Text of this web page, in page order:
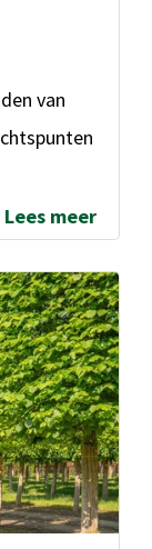
van
Lees meer